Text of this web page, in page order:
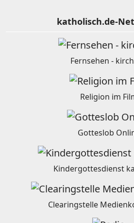
katholisch.de-
Fernsehen -
Religion im
Gotteslob
Kindergottesdienst
Clearingstelle